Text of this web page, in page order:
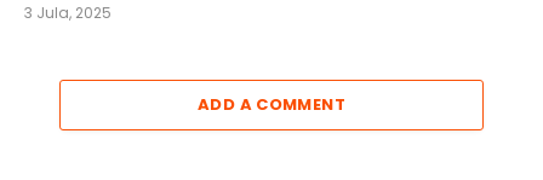
3 Jula, 2025
ADD A COMMENT